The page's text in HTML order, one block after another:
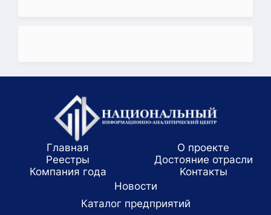
Главная
О проекте
Реестры
Достояние отрасли
Компания года
Koнтaкты
Новости
Каталог предприятий